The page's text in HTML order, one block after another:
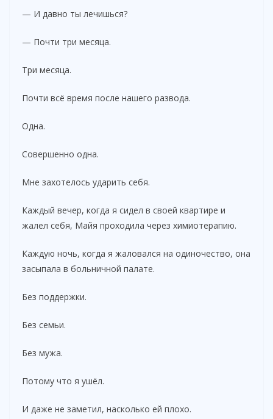
— И давно ты лечишься?
— Почти три месяца.
Три месяца.
Почти всё время после нашего развода.
Одна.
Совершенно одна.
Мне захотелось ударить себя.
Каждый вечер, когда я сидел в своей квартире и
жалел себя, Майя проходила через химиотерапию.
Каждую ночь, когда я жаловался на одиночество, она
засыпала в больничной палате.
Без поддержки.
Без семьи.
Без мужа.
Потому что я ушёл.
И даже не заметил, насколько ей плохо.